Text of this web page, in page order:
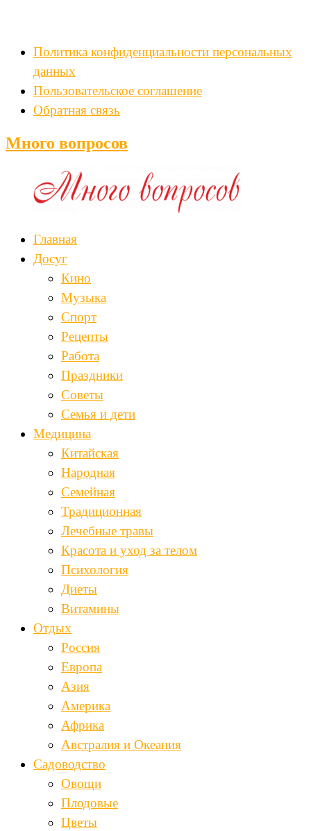
Политика конфиденциальности персональных
данных
Пользовательское соглашение
Обратная связь
Много вопросов
Главная
Досуг
Кино
Музыка
Спорт
Рецепты
Работа
Праздники
Советы
Семья и дети
Медицина
Китайская
Народная
Семейная
Традиционная
Лечебные травы
Красота и уход за телом
Психология
Диеты
Витамины
Отдых
Россия
Европа
Азия
Америка
Африка
Австралия и Океания
Садоводство
Овощи
Плодовые
Цветы